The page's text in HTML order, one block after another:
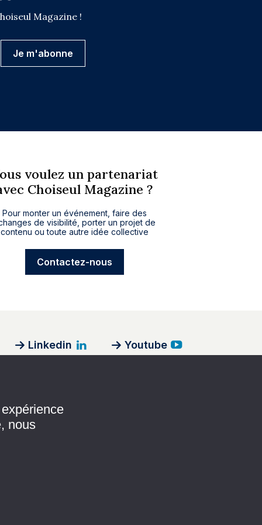
Magazine !
voulez un partenariat
Choiseul Magazine ?
Pour monter un événement, faire des
de visibilité, porter un projet de
contenu ou toute autre idée collective
Contactez-nous
Linkedin Youtube
Devenir partenaire
nous